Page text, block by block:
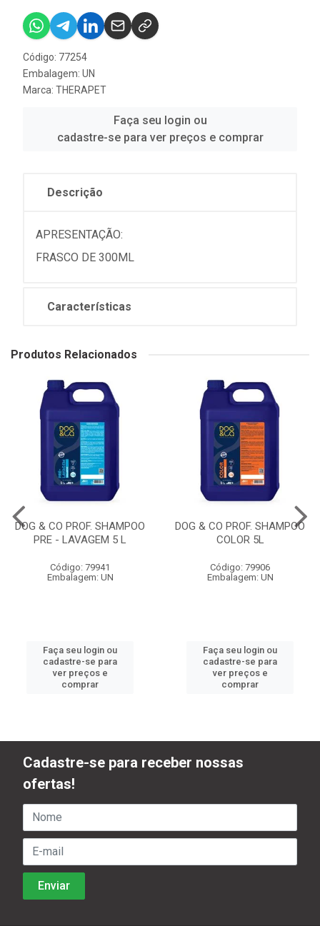
Código: 77254
Embalagem: UN
Marca: THERAPET
Faça seu login ou
cadastre-se para ver preços e comprar
Descrição
APRESENTAÇÃO:
FRASCO DE 300ML
Características
Produtos Relacionados
DOG & CO PROF. SHAMPOO
PRE - LAVAGEM 5 L
Código: 79941
Embalagem: UN
Faça seu login ou
cadastre-se para
ver preços e
comprar
DOG & CO PROF. SHAMPOO
COLOR 5L
Código: 79906
Embalagem: UN
Faça seu login ou
cadastre-se para
ver preços e
comprar
Cadastre-se para receber nossas
ofertas!